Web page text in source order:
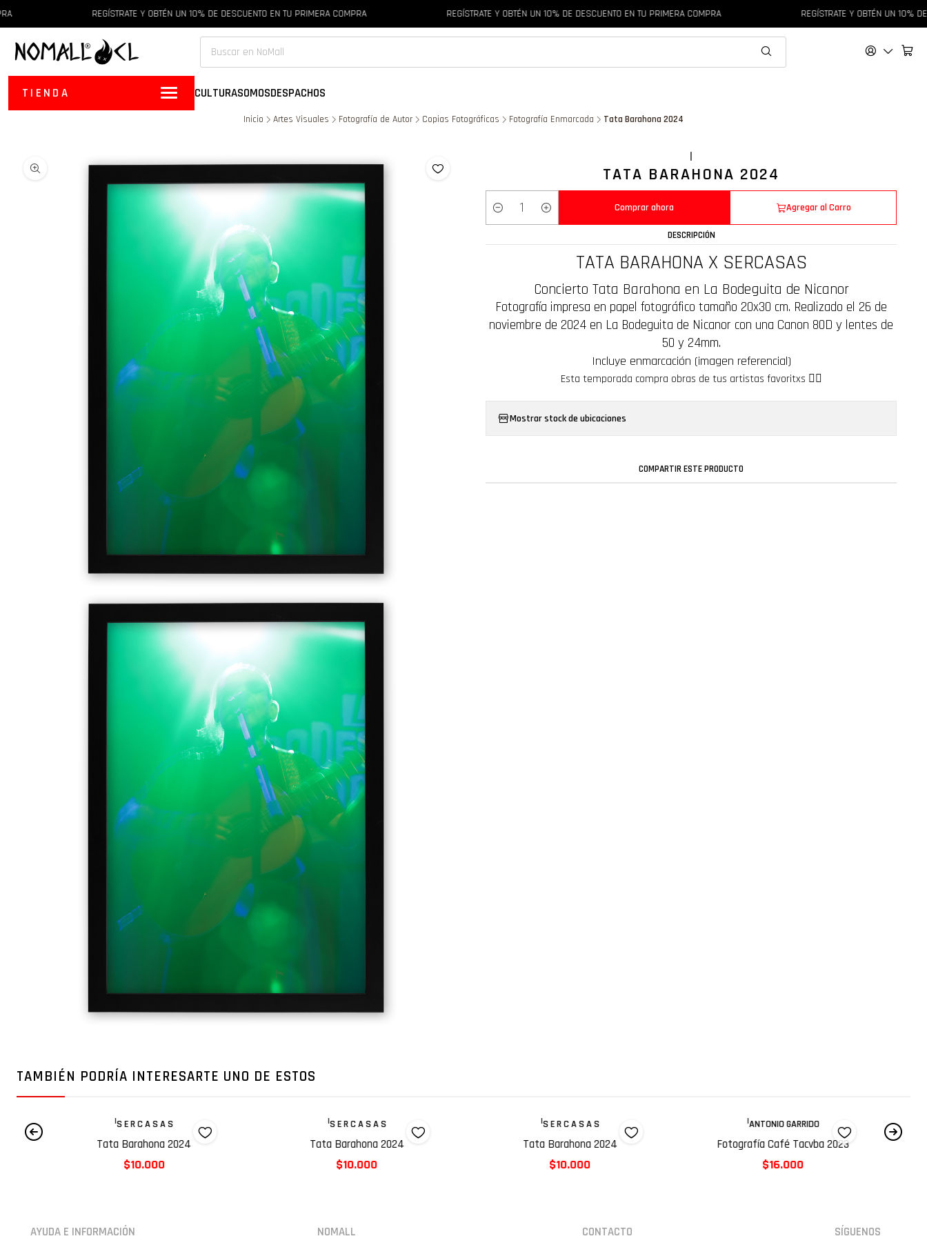
REGÍSTRATE Y OBTÉN UN 10% DE DESCUENTO EN TU PRIMERA COMPRA REGÍSTRATE Y OBTÉN UN 10% DE DESCUENTO EN TU PRIMERA COMPRA REGÍSTRATE Y OBTÉN UN 10% DE
TIENDA CULTURASOMOSDESPACHOS
Inicio Artes Visuales Fotografía de Autor Copias Fotográficas Fotografía Enmarcada Tata Barahona 2024
|
TATA BARAHONA 2024
Cantidad
Agregar al Carro
Comprar ahora
DESCRIPCIÓN
TATA BARAHONA X SERCASAS
Concierto Tata Barahona en La Bodeguita de Nicanor
Fotografía impresa en papel fotográfico tamaño 20x30 cm. Realizado el 26 de
noviembre de 2024 en La Bodeguita de Nicanor con una Canon 80D y lentes de
50 y 24mm.
Incluye enmarcación (imagen referencial)
Esta temporada compra obras de tus artistas favoritxs ❤️‍🔥
Mostrar stock de ubicaciones
COMPARTIR ESTE PRODUCTO
TAMBIÉN PODRÍA INTERESARTE UNO DE ESTOS
|S E R C A S A S
Tata Barahona 2024
$10.000
|S E R C A S A S
Tata Barahona 2024
$10.000
|S E R C A S A S
Tata Barahona 2024
$10.000
|ANTONIO GARRIDO
Fotografía Café Tacvba 2023
$16.000
AYUDA E INFORMACIÓN NOMALL CONTACTO SÍGUENOS